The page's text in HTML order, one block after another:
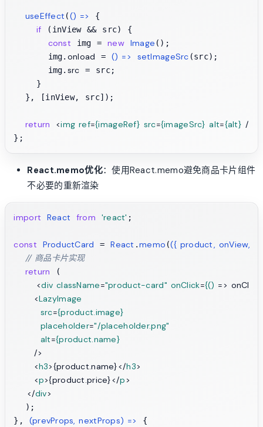
useEffect (() => {
if (inView && src) {
const img = new Image ();
      img.
onload = () => setImageSrc (src);
      img.
src = src;
    }
  }, [inView, src]);
return <img ref={imageRef} src={imageSrc} alt={alt} />
React.memo优化：使用React.memo避免商品卡片组件
不必要的重新渲染
import React from 'react' ;
const ProductCard = React .memo (({ product, onView,
// 商品卡片实现
return (
<div className="product-card" onClick={() =>
<LazyImage
src={product.image}
placeholder="/placeholder.png"
alt={product.name}
      />
<h3>{product.name}</h3>
<p>{product.price}</p>
</div>
  );
}, (prevProps, nextProps) => {